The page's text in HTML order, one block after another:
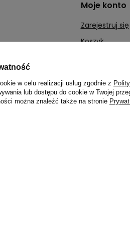
Moje konto
Zarejestruj się
Koszyk
Historia
Moje rabaty
w celu realizacji usług zgodnie z
lub dostępu do cookie w Twojej
można znaleźć także na stronie